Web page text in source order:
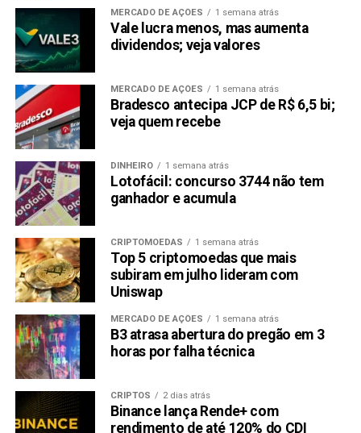
MERCADO DE AÇÕES 1 semana atrás
Vale lucra menos, mas aumenta
dividendos; veja valores
MERCADO DE AÇÕES 1 semana atrás
Bradesco antecipa JCP de R$ 6,5 bi;
veja quem recebe
DINHEIRO 1 semana atrás
Lotofácil: concurso 3744 não tem
ganhador e acumula
CRIPTOMOEDAS 1 semana atrás
Top 5 criptomoedas que mais
subiram em julho lideram com
Uniswap
MERCADO DE AÇÕES 1 semana atrás
B3 atrasa abertura do pregão em 3
horas por falha técnica
CRIPTOS 2 dias atrás
Binance lança Rende+ com
rendimento de até 120% do CDI